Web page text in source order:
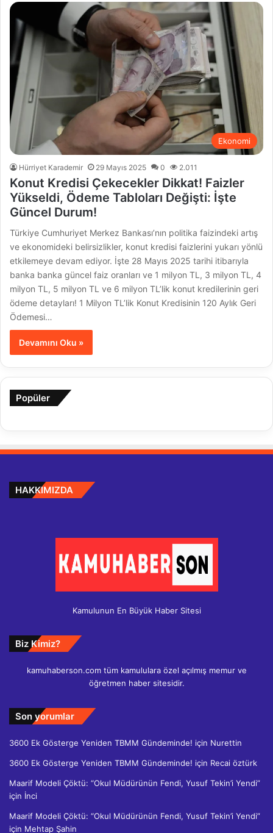
Ekonomi
Hürriyet Karademir 29 Mayıs 2025 0 2.011
Konut Kredisi Çekecekler Dikkat! Faizler
Yükseldi, Ödeme Tabloları Değişti: İşte
Güncel Durum!
Türkiye Cumhuriyet Merkez Bankası’nın politika faizindeki artış
ve ekonomideki belirsizlikler, konut kredisi faizlerini yukarı yönlü
etkilemeye devam ediyor. İşte 28 Mayıs 2025 tarihi itibarıyla
banka banka güncel faiz oranları ve 1 milyon TL, 3 milyon TL, 4
milyon TL, 5 milyon TL ve 6 milyon TL’lik konut kredilerinin geri
ödeme detayları! 1 Milyon TL’lik Konut Kredisinin 120 Aylık Geri
Ödemesi…
Devamını Oku »
Popüler
HAKKIMIZDA
Kamulunun En Büyük Haber Sitesi
Biz Kimiz?
kamuhaberson.com tüm kamululara özel açılmış memur ve
öğretmen haber sitesidir.
Son yorumlar
3600 Ek Gösterge Yeniden TBMM Gündeminde! için Nurettin
3600 Ek Gösterge Yeniden TBMM Gündeminde! için Recai öztürk
Maarif Modeli Çöktü: “Okul Müdürünün Fendi, Yusuf Tekin’i Yendi”
için İnci
Maarif Modeli Çöktü: “Okul Müdürünün Fendi, Yusuf Tekin’i Yendi”
için Mehtap Şahin